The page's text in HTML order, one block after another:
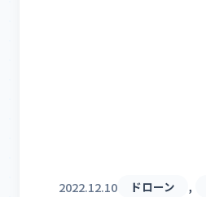
2022.12.10 ドローン ,